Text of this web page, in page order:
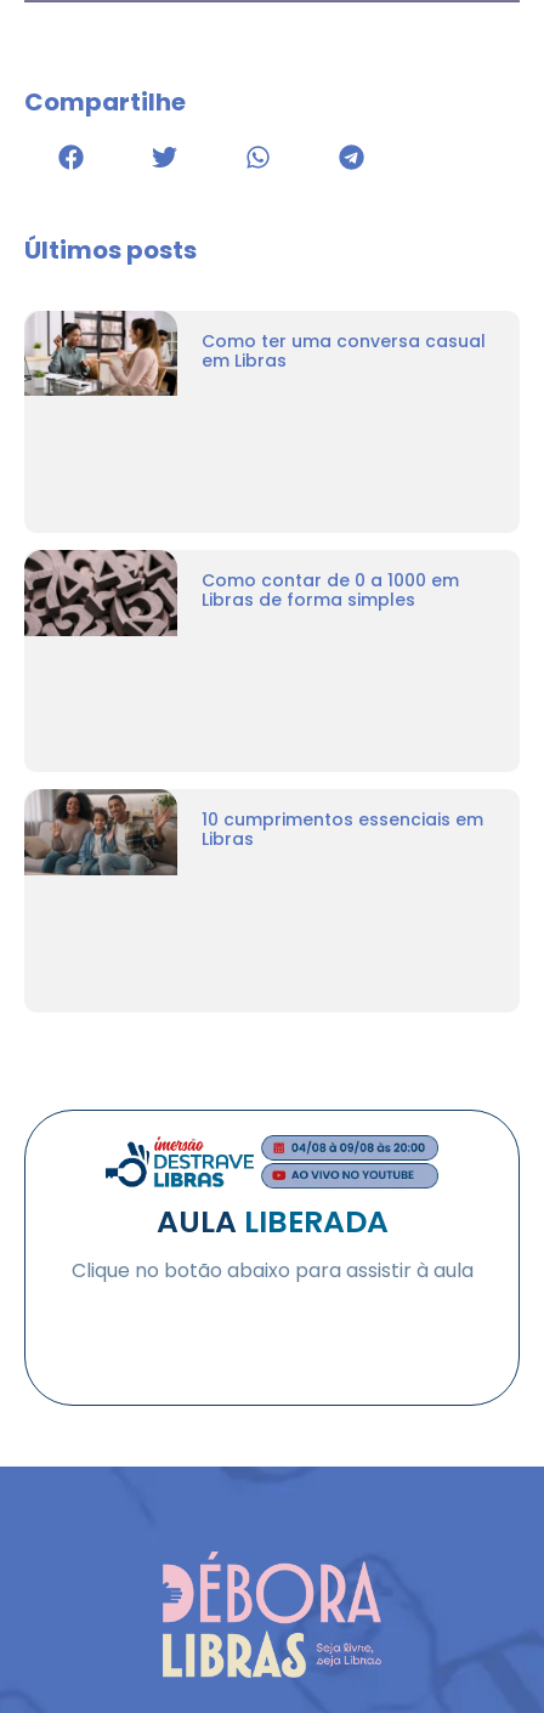
Compartilhe
Últimos posts
Como ter uma conversa casual
em Libras
Como contar de 0 a 1000 em
Libras de forma simples
10 cumprimentos essenciais em
Libras
AULA LIBERADA
Clique no botão abaixo para assistir à aula